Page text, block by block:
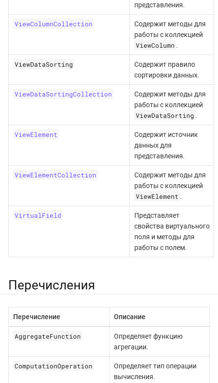
представления.
ViewColumnCollection
Содержит методы для
работы с коллекцией
ViewColumn .
ViewDataSorting
Содержит правило
сортировки данных.
ViewDataSortingCollection
Содержит методы для
работы с коллекцией
ViewDataSorting .
ViewElement
Содержит источник
данных для
представления.
ViewElementCollection
Содержит методы для
работы с коллекцией
ViewElement .
VirtualField
Представляет
свойства виртуального
поля и методы для
работы с полем.
Перечисления
Перечисление Описание
AggregateFunction
Определяет функцию
агрегации.
ComputationOperation
Определяет тип операции
вычисления.